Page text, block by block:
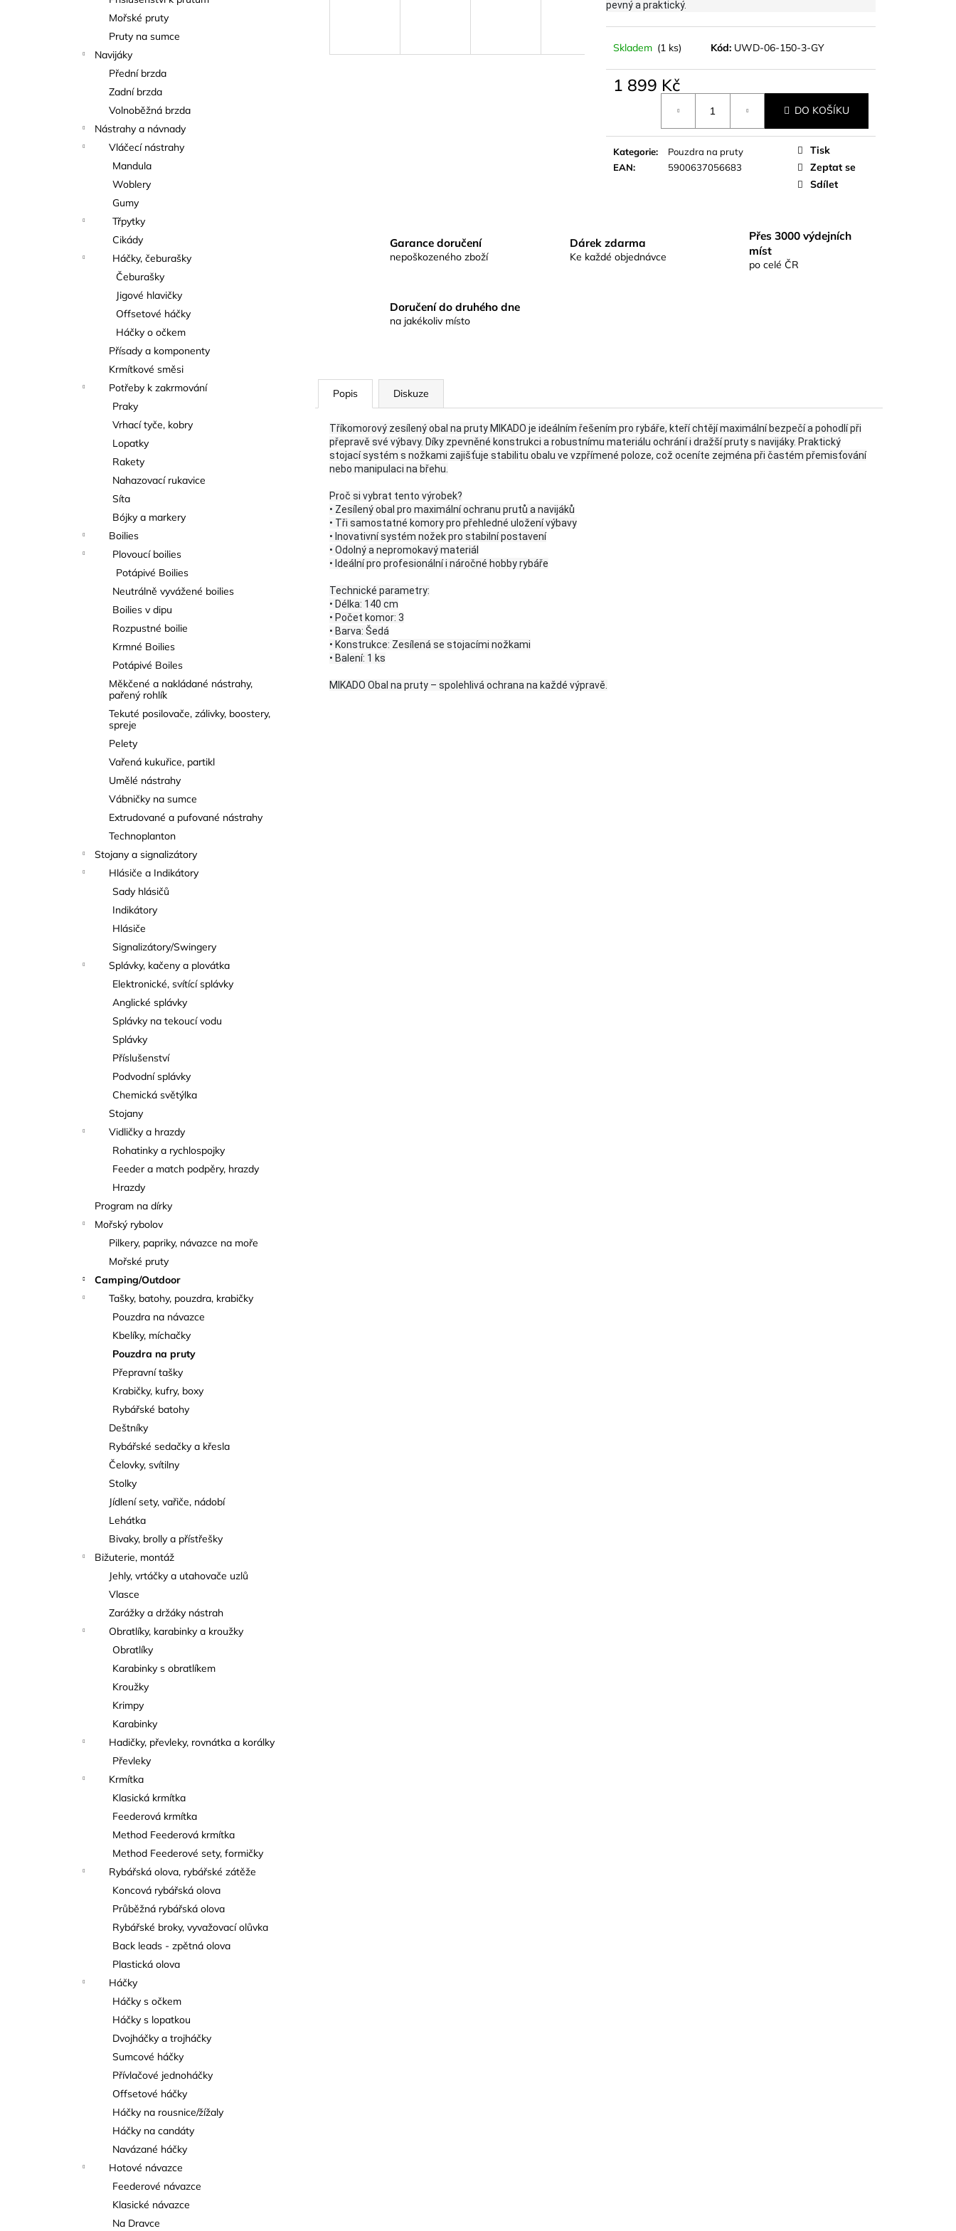
Mořské pruty
Pruty na sumce
Navijáky
Přední brzda
Zadní brzda
Volnoběžná brzda
Nástrahy a návnady
Vláčecí nástrahy
Mandula
Woblery
Gumy
Třpytky
Cikády
Háčky, čeburašky
Čeburašky
Jigové hlavičky
Offsetové háčky
Háčky o očkem
Přísady a komponenty
Krmítkové směsi
Potřeby k zakrmování
Praky
Vrhací tyče, kobry
Lopatky
Rakety
Nahazovací rukavice
Síta
Bójky a markery
Boilies
Plovoucí boilies
Potápivé Boilies
Neutrálně vyvážené boilies
Boilies v dipu
Rozpustné boilie
Krmné Boilies
Potápivé Boiles
Měkčené a nakládané nástrahy,
pařený rohlík
Tekuté posilovače, zálivky, boostery,
spreje
Pelety
Vařená kukuřice, partikl
Umělé nástrahy
Vábničky na sumce
Extrudované a pufované nástrahy
Technoplanton
Stojany a signalizátory
Hlásiče a Indikátory
Sady hlásičů
Indikátory
Hlásiče
Signalizátory/Swingery
Splávky, kačeny a plovátka
Elektronické, svítící splávky
Anglické splávky
Splávky na tekoucí vodu
Splávky
Příslušenství
Podvodní splávky
Chemická světýlka
Stojany
Vidličky a hrazdy
Rohatinky a rychlospojky
Feeder a match podpěry, hrazdy
Hrazdy
Program na dírky
Mořský rybolov
Pilkery, papriky, návazce na moře
Mořské pruty
Camping/Outdoor
Tašky, batohy, pouzdra, krabičky
Pouzdra na návazce
Kbelíky, míchačky
Pouzdra na pruty
Přepravní tašky
Krabičky, kufry, boxy
Rybářské batohy
Deštníky
Rybářské sedačky a křesla
Čelovky, svítilny
Stolky
Jídlení sety, vařiče, nádobí
Lehátka
Bivaky, brolly a přístřešky
Bižuterie, montáž
Jehly, vrtáčky a utahovače uzlů
Vlasce
Zarážky a držáky nástrah
Obratlíky, karabinky a kroužky
Obratlíky
Karabinky s obratlíkem
Kroužky
Krimpy
Karabinky
Hadičky, převleky, rovnátka a korálky
Převleky
Krmítka
Klasická krmítka
Feederová krmítka
Method Feederová krmítka
Method Feederové sety, formičky
Rybářská olova, rybářské zátěže
Koncová rybářská olova
Průběžná rybářská olova
Rybářské broky, vyvažovací olůvka
Back leads - zpětná olova
Plastická olova
Háčky
Háčky s očkem
Háčky s lopatkou
Dvojháčky a trojháčky
Sumcové háčky
Přívlačové jednoháčky
Offsetové háčky
Háčky na rousnice/žížaly
Háčky na candáty
Navázané háčky
Hotové návazce
Feederové návazce
Klasické návazce
Na Dravce
pevný a praktický.
Skladem (1 ks) Kód: UWD-06-150-3-GY
1 899 Kč
DO KOŠÍKU
Kategorie:
Pouzdra na pruty
EAN: 5900637056683
Tisk
Zeptat se
Sdílet
Garance doručení
nepoškozeného zboží
Dárek zdarma
Ke každé objednávce
Přes 3000 výdejních
míst
po celé ČR
Doručení do druhého dne
na jakékoliv místo
Popis Diskuze
Tříkomorový zesílený obal na pruty MIKADO je ideálním řešením pro rybáře, kteří chtějí maximální bezpečí a pohodlí při
přepravě své výbavy. Díky zpevněné konstrukci a robustnímu materiálu ochrání i dražší pruty s navijáky. Praktický
stojací systém s nožkami zajišťuje stabilitu obalu ve vzpřímené poloze, což oceníte zejména při častém přemisťování
nebo manipulaci na břehu.
Proč si vybrat tento výrobek?
• Zesílený obal pro maximální ochranu prutů a navijáků
• Tři samostatné komory pro přehledné uložení výbavy
• Inovativní systém nožek pro stabilní postavení
• Odolný a nepromokavý materiál
• Ideální pro profesionální i náročné hobby rybáře
Technické parametry:
• Délka: 140 cm
• Počet komor: 3
• Barva: Šedá
• Konstrukce: Zesílená se stojacími nožkami
• Balení: 1 ks
MIKADO Obal na pruty – spolehlivá ochrana na každé výpravě.
KAPROVÁ SMĚS RICHARDA
KONOPÁSKA RIKOMIX KAPR ČERVENÝ
KAPROVÁ SMĚS RICHARDKA